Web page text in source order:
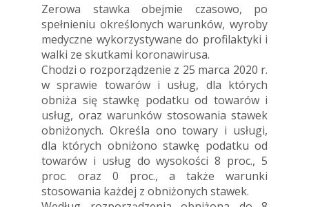
Zerowa stawka obejmie czasowo, po
spełnieniu określonych warunków, wyroby
medyczne wykorzystywane do profilaktyki i
walki ze skutkami koronawirusa.
Chodzi o rozporządzenie z 25 marca 2020 r.
w sprawie towarów i usług, dla których
obniża się stawkę podatku od towarów i
usług, oraz warunków stosowania stawek
obniżonych. Określa ono towary i usługi,
dla których obniżono stawkę podatku od
towarów i usług do wysokości 8 proc., 5
proc. oraz 0 proc., a także warunki
stosowania każdej z obniżonych stawek.